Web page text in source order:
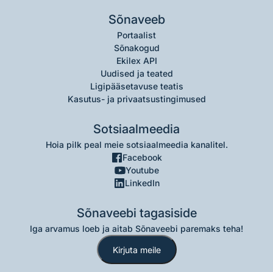
Sõnaveeb
Portaalist
Sõnakogud
Ekilex API
Uudised ja teated
Ligipääsetavuse teatis
Kasutus- ja privaatsustingimused
Sotsiaalmeedia
Hoia pilk peal meie sotsiaalmeedia kanalitel.
Facebook
Youtube
LinkedIn
Sõnaveebi tagasiside
Iga arvamus loeb ja aitab Sõnaveebi paremaks teha!
Kirjuta meile